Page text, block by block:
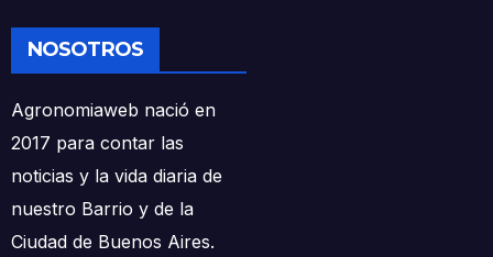
NOSOTROS
Agronomiaweb nació en
2017 para contar las
noticias y la vida diaria de
nuestro Barrio y de la
Ciudad de Buenos Aires.